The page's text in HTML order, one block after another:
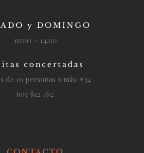
y DOMINGO
10:00 ~ 14.00
concertadas
de 10 personas o más: +34
607 812 462